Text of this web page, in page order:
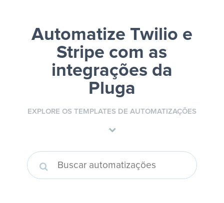
Automatize Twilio e
Stripe com as
integrações da
Pluga
EXPLORE OS TEMPLATES DE AUTOMATIZAÇÕES